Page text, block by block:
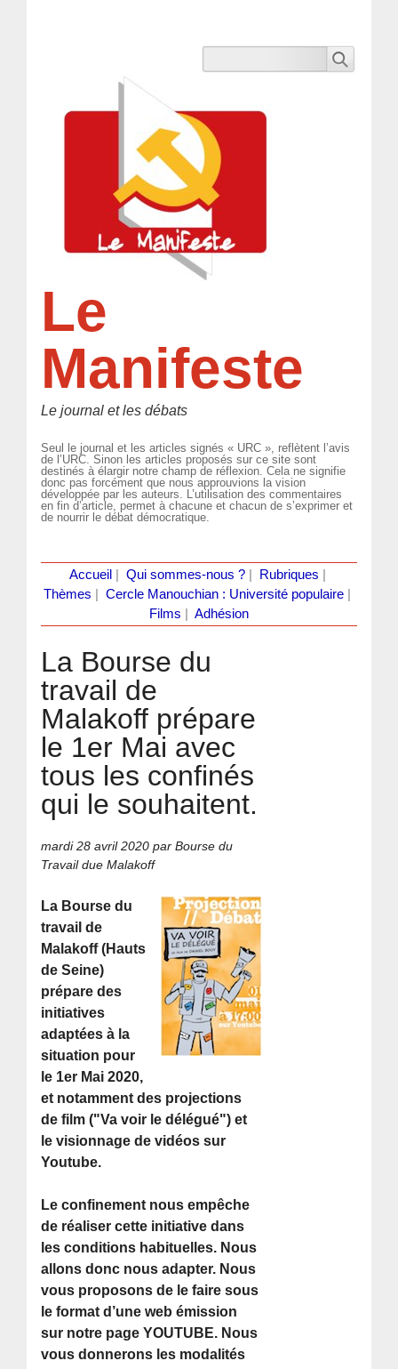
Le
Manifeste
Le journal et les débats
Seul le journal et les articles signés « URC », reflètent l’avis
de l’URC. Sinon les articles proposés sur ce site sont
destinés à élargir notre champ de réflexion. Cela ne signifie
donc pas forcément que nous approuvions la vision
développée par les auteurs. L’utilisation des commentaires
en fin d’article, permet à chacune et chacun de s’exprimer et
de nourrir le débat démocratique.
Accueil Qui sommes-nous ?| Rubriques
Thèmes
Cercle Manouchian : Université populaire
Films
Adhésion
La Bourse du
travail de
Malakoff prépare
le 1er Mai avec
tous les confinés
qui le souhaitent.
mardi 28 avril 2020 par Bourse du
Travail due Malakoff
La Bourse du
travail de
Malakoff (Hauts
de Seine)
prépare des
initiatives
adaptées à la
situation pour
le 1er Mai 2020,
et notamment des projections
de film ("Va voir le délégué") et
le visionnage de vidéos sur
Youtube.
Le confinement nous empêche
de réaliser cette initiative dans
les conditions habituelles. Nous
allons donc nous adapter. Nous
vous proposons de le faire sous
le format d’une web émission
sur notre page YOUTUBE. Nous
vous donnerons les modalités